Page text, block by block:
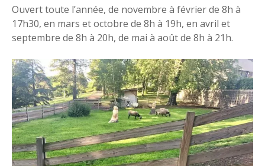
Ouvert toute l’année, de novembre à février de 8h à
17h30, en mars et octobre de 8h à 19h, en avril et
septembre de 8h à 20h, de mai à août de 8h à 21h.